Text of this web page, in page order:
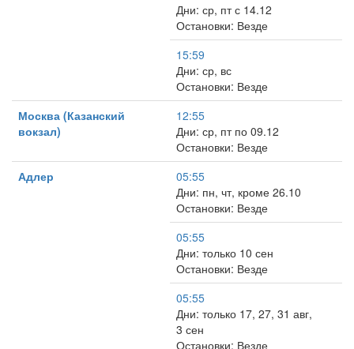
Дни: ср, пт с 14.12
Остановки: Везде
15:59
Дни: ср, вс
Остановки: Везде
Москва (Казанский
вокзал)
12:55
Дни: ср, пт по 09.12
Остановки: Везде
Адлер
05:55
Дни: пн, чт, кроме 26.10
Остановки: Везде
05:55
Дни: только 10 сен
Остановки: Везде
05:55
Дни: только 17, 27, 31 авг,
3 сен
Остановки: Везде